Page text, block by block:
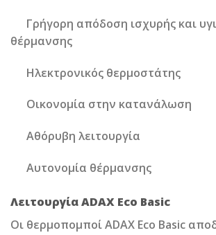
Γρήγορη απόδοση ισχυρής και
θέρμανσης
Ηλεκτρονικός θερμοστάτης
Οικονομία στην κατανάλωση
Αθόρυβη λειτουργία
Αυτονομία θέρμανσης
Λειτουργία ADAX Eco Basic
Οι θερμοπομποί ADAX Eco Basic